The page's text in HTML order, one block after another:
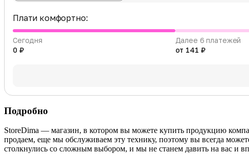
Плати комфортно:
Сегодня
0 ₽
Далее 6 платежей
от 141 ₽
Подробно
StoreDima — магазин, в котором вы можете купить продукцию
продаем, еще мы обслуживаем эту технику, поэтому вы всегда
столкнулись со сложным выбором, и мы не станем давить на вас и